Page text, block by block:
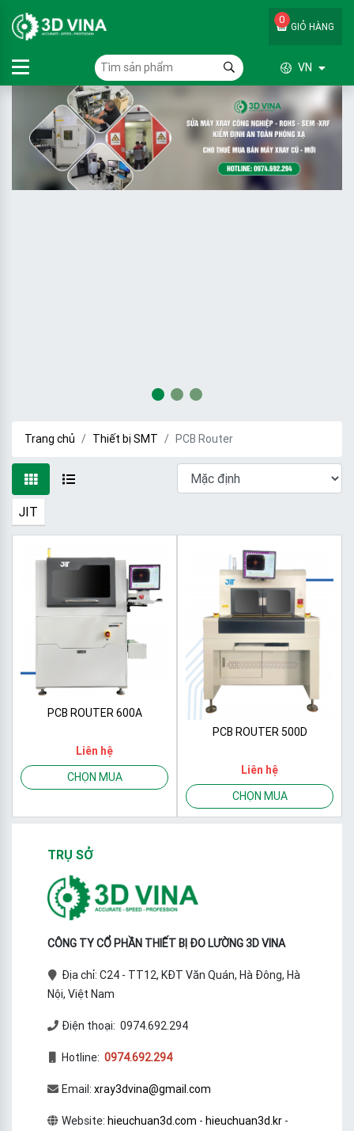
GIỎ HÀNG
0
VN
Trang chủ Thiết bị SMT PCB Router
JIT
PCB ROUTER 600A
Liên hệ
CHỌN MUA
PCB ROUTER 500D
Liên hệ
CHỌN MUA
TRỤ SỞ
CÔNG TY CỔ PHẦN THIẾT BỊ ĐO LƯỜNG 3D VINA
Địa chỉ: C24 - TT12, KĐT Văn Quán, Hà Đông, Hà
Nội, Việt Nam
Điện thoại: 0974.692.294
Hotline: 0974.692.294
Email: xray3dvina@gmail.com
Website: hieuchuan3d.com - hieuchuan3d.kr-